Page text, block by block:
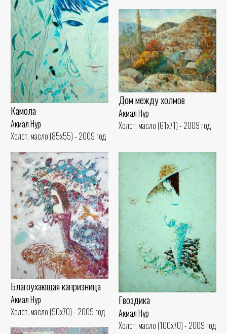
Камола
Акмал Нур
Холст, масло (85x55) - 2009 год
Дом между холмов
Акмал Нур
Холст, масло (61x71) - 2009 год
Гвоздика
Акмал Нур
Холст, масло (100x70) - 2009 год
Благоухающая капризница
Акмал Нур
Холст, масло (90x70) - 2009 год